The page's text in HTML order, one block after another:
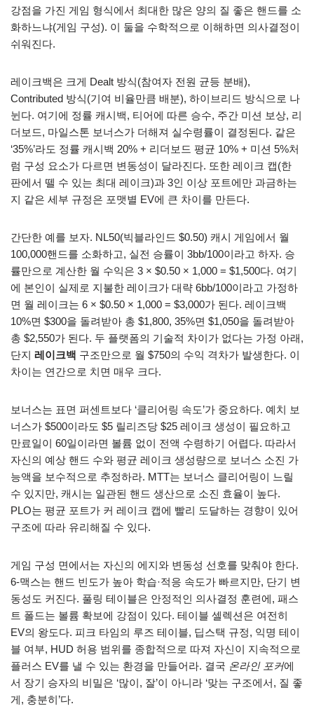
강점을 가진 게임 형식에서 최대한 많은 양의 질 좋은 핸드를 소
화하느냐(게임 구성). 이 둘을 수학적으로 이해하면 의사결정이
쉬워진다.
레이크백은 크게 Dealt 방식(참여자 전원 균등 분배),
Contributed 방식(기여 비율만큼 배분), 하이브리드 방식으로 나
뉜다. 여기에 정률 캐시백, 티어에 따른 승수, 주간 미션 보상, 리
더보드, 마일스톤 보너스가 더해져 실수령률이 결정된다. 같은
‘35%’라도 정률 캐시백 20% + 리더보드 평균 10% + 미션 5%처
럼 구성 요소가 다르면 변동성이 달라진다. 또한 레이크 캡(한
판에서 뗄 수 있는 최대 레이크)과 3인 이상 포트에만 과금하는
지 같은 세부 규정은 포맷별 EV에 큰 차이를 만든다.
간단한 예를 보자. NL50(빅블라인드 $0.50) 캐시 게임에서 월
100,000핸드를 소화하고, 실전 승률이 3bb/100이라고 하자. 승
률만으로 계산한 월 수익은 3 × $0.50 × 1,000 = $1,500다. 여기
에 본인이 실제로 지불한 레이크가 대략 6bb/100이라고 가정하
면 월 레이크는 6 × $0.50 × 1,000 = $3,000가 된다. 레이크백
10%면 $300을 돌려받아 총 $1,800, 35%면 $1,050을 돌려받아
총 $2,550가 된다. 두 플랫폼의 기술적 차이가 없다는 가정 아래,
단지 레이크백 구조만으로 월 $750의 수익 격차가 발생한다. 이
차이는 연간으로 치면 매우 크다.
보너스는 표면 퍼센트보다 ‘클리어링 속도’가 중요하다. 예치 보
너스가 $500이라도 $5 릴리즈당 $25 레이크 생성이 필요하고
만료일이 60일이라면 볼륨 없이 전액 수령하기 어렵다. 따라서
자신의 예상 핸드 수와 평균 레이크 생성량으로 보너스 소진 가
능액을 보수적으로 추정하라. MTT는 보너스 클리어링이 느릴
수 있지만, 캐시는 일관된 핸드 생산으로 소진 효율이 높다.
PLO는 평균 포트가 커 레이크 캡에 빨리 도달하는 경향이 있어
구조에 따라 유리해질 수 있다.
게임 구성 면에서는 자신의 에지와 변동성 선호를 맞춰야 한다.
6-맥스는 핸드 빈도가 높아 학습·적응 속도가 빠르지만, 단기 변
동성도 커진다. 풀링 테이블은 안정적인 의사결정 훈련에, 패스
트 폴드는 볼륨 확보에 강점이 있다. 테이블 셀렉션은 여전히
EV의 왕도다. 피크 타임의 루즈 테이블, 딥스택 규정, 익명 테이
블 여부, HUD 허용 범위를 종합적으로 따져 자신이 지속적으로
플러스 EV를 낼 수 있는 환경을 만들어라. 결국 온라인 포커에
서 장기 승자의 비밀은 ‘많이, 잘’이 아니라 ‘맞는 구조에서, 질 좋
게, 충분히’다.